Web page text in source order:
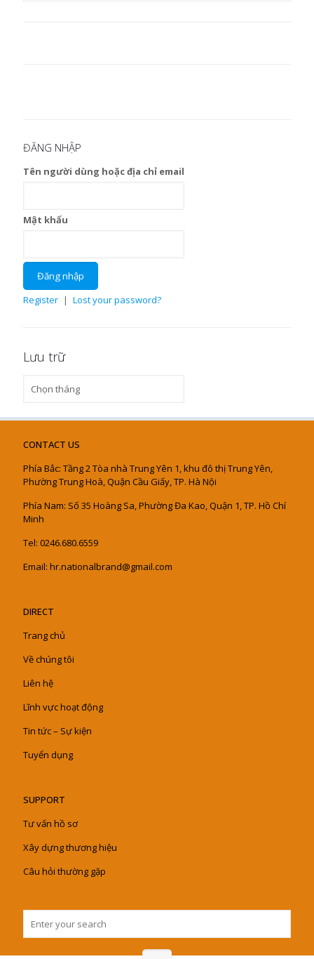
ĐĂNG NHẬP
Tên người dùng hoặc địa chỉ email
Mật khẩu
Register | Lost your password?
Lưu trữ
trữ
CONTACT US
Phía Bắc: Tầng 2 Tòa nhà Trung Yên 1, khu đô thị Trung Yên,
Phường Trung Hoà, Quận Cầu Giấy, TP. Hà Nội
Phía Nam: Số 35 Hoàng Sa, Phường Đa Kao, Quận 1, TP. Hồ Chí
Minh
Tel: 0246.680.6559
Email: hr.nationalbrand@gmail.com
DIRECT
Trang chủ
Về chúng tôi
Liên hệ
Lĩnh vực hoạt động
Tin tức – Sự kiện
Tuyển dụng
SUPPORT
Tư vấn hồ sơ
Xây dựng thương hiệu
Câu hỏi thường gặp